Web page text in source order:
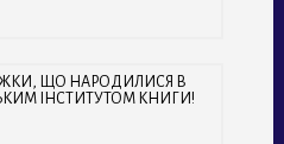
ЩО НАРОДИЛИСЯ В
ІНСТИТУТОМ КНИГИ!